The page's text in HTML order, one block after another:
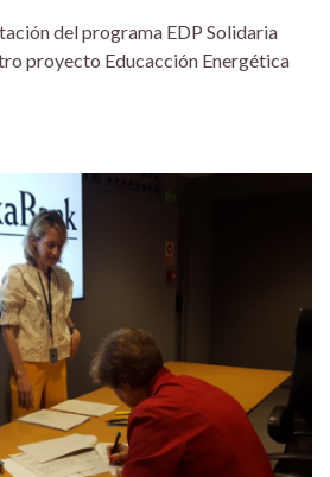
del programa EDP Solidaria
proyecto Educacción Energética